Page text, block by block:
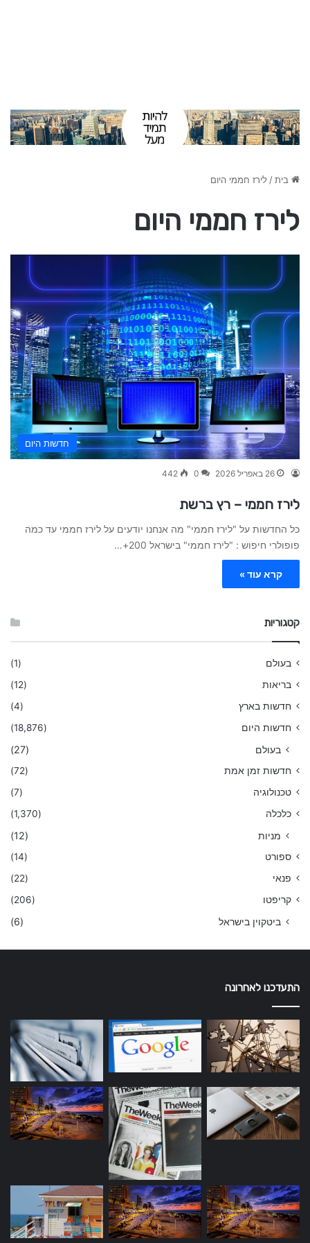
בית/לירז חממי היום
לירז חממי היום
חדשות היום
26 באפריל 2026 0
442
לירז חממי – רץ ברשת
כל החדשות על "לירז חממי" מה אנחנו יודעים על לירז חממי עד כמה
פופולרי חיפוש : "לירז חממי" בישראל 200+…
קרא עוד »
קטגוריות
בעולם
(1)
בריאות
(12)
חדשות בארץ
(4)
חדשות היום
(18,876)
בעולם (27)
חדשות זמן אמת
(72)
טכנולוגיה
(7)
כלכלה
(1,370)
מניות (12)
ספורט
(14)
פנאי
(22)
קריפטו
(206)
ביטקוין בישראל (6)
התעדכנו לאחרונה